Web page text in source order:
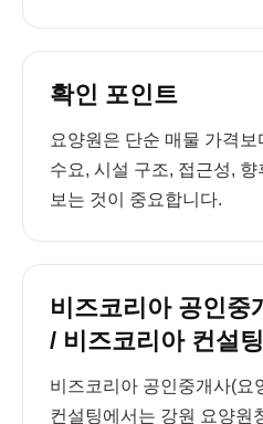
확인 포인트
요양원은 단순 매물 가격
수요, 시설 구조, 접근성, 향
보는 것이 중요합니다.
비즈코리아 공인중
/ 비즈코리아 컨설
비즈코리아 공인중개사(요
컨설팅에서는 강원 요양원